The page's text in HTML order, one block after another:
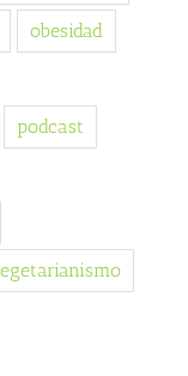
obesidad
podcast